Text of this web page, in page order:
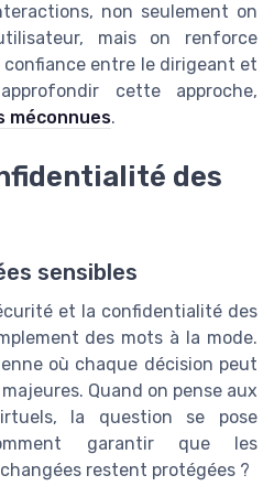
non seulement on
mais on renforce
entre le dirigeant et
cette approche,
méconnues.
des
sensibles
et la confidentialité des
des mots à la mode.
où chaque décision peut
Quand on pense aux
la question se pose
garantir que les
restent protégées ?